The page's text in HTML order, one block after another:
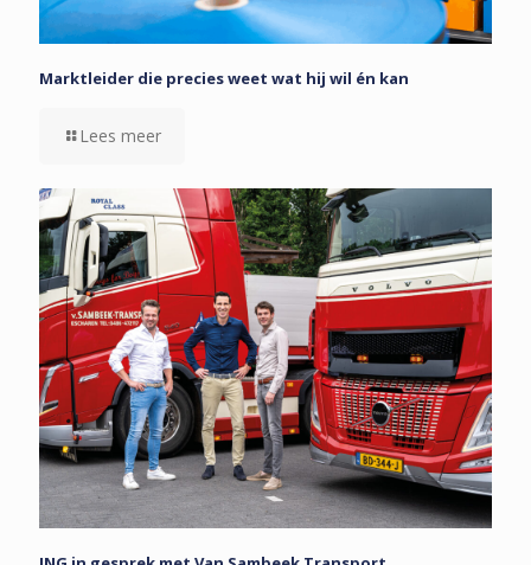
Marktleider die precies weet wat hij wil én kan
Lees meer